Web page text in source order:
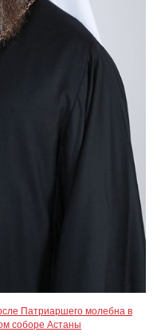
Патриаршего молебна в
соборе Астаны